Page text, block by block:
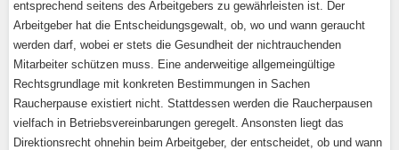
entsprechend seitens des Arbeitgebers zu gewährleisten ist. Der
Arbeitgeber hat die Entscheidungsgewalt, ob, wo und wann geraucht
werden darf, wobei er stets die Gesundheit der nichtrauchenden
Mitarbeiter schützen muss. Eine anderweitige allgemeingültige
Rechtsgrundlage mit konkreten Bestimmungen in Sachen
Raucherpause existiert nicht. Stattdessen werden die Raucherpausen
vielfach in Betriebsvereinbarungen geregelt. Ansonsten liegt das
Direktionsrecht ohnehin beim Arbeitgeber, der entscheidet, ob und wann